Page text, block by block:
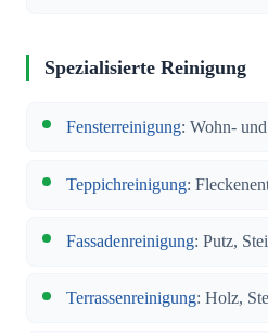
Spezialisierte Reinigung
Fensterreinigung: Wohn-
Teppichreinigung:
Fassadenreinigung: Putz,
Terrassenreinigung: Holz,